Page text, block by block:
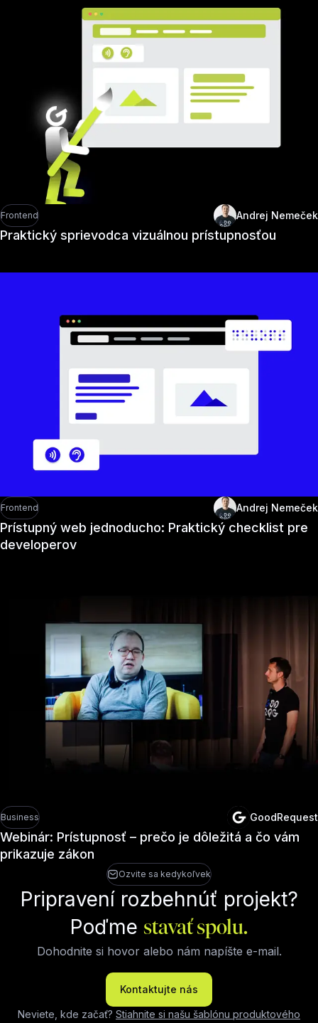
Frontend Andrej Nemeček
Praktický sprievodca vizuálnou prístupnosťou
Frontend Andrej Nemeček
Prístupný web jednoducho: Praktický checklist pre
developerov
Business GoodRequest
Webinár: Prístupnosť – prečo je dôležitá a čo vám
prikazuje zákon
Ozvite sa kedykoľvek
Pripravení rozbehnúť projekt?
Poďmestavať spolu.
Dohodnite si hovor alebo nám napíšte e-mail.
Kontaktujte nás
Neviete, kde začať? Stiahnite si našu šablónu produktového